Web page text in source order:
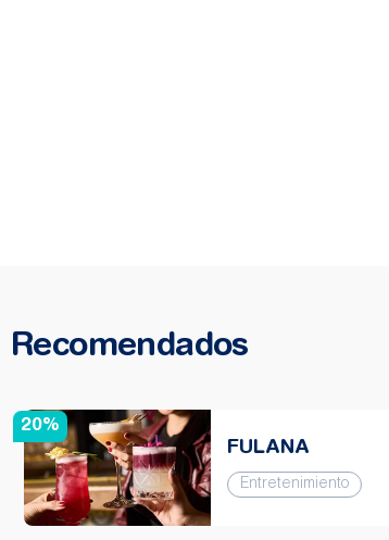
Recomendados
20%
FULANA
Entretenimiento